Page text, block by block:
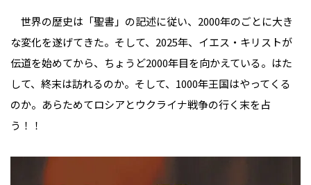
世界の歴史は「聖書」の記述に従い、2000年のごとに大き
な変化を遂げてきた。そして、2025年、イエス・キリストが
伝道を始めてから、ちょうど2000年目を向かえている。はた
して、終末は訪れるのか。そして、1000年王国はやってくる
のか。あらためてロシアとウクライナ戦争の行く末を占
う！！